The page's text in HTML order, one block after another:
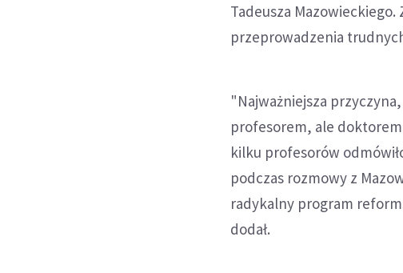
Tadeusza Mazowieckiego.
przeprowadzenia
"Najważniejsza
profesorem, ale
kilku profesorów
podczas rozmowy z
radykalny program
dodał.